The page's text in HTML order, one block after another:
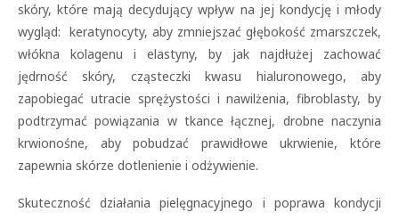
skóry, które mają decydujący wpływ na jej kondycję i młody
wygląd: keratynocyty, aby zmniejszać głębokość zmarszczek,
włókna kolagenu i elastyny, by jak najdłużej zachować
jędrność skóry, cząsteczki kwasu hialuronowego, aby
zapobiegać utracie sprężystości i nawilżenia, fibroblasty, by
podtrzymać powiązania w tkance łącznej, drobne naczynia
krwionośne, aby pobudzać prawidłowe ukrwienie, które
zapewnia skórze dotlenienie i odżywienie.
Skuteczność działania pielęgnacyjnego i poprawa kondycji